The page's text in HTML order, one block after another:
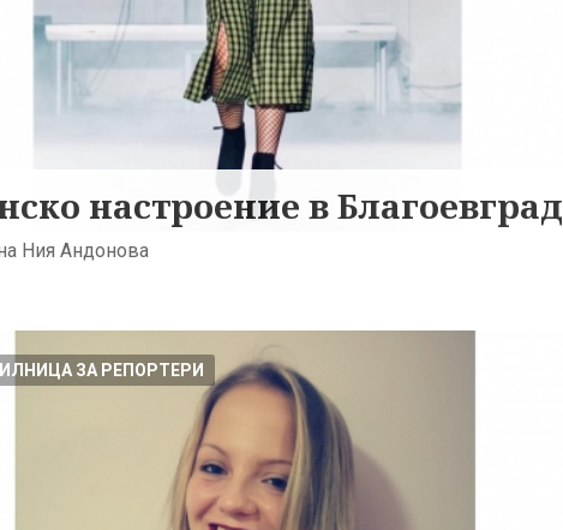
настроение в Благоевград
Ния Андонова
ЗА РЕПОРТЕРИ